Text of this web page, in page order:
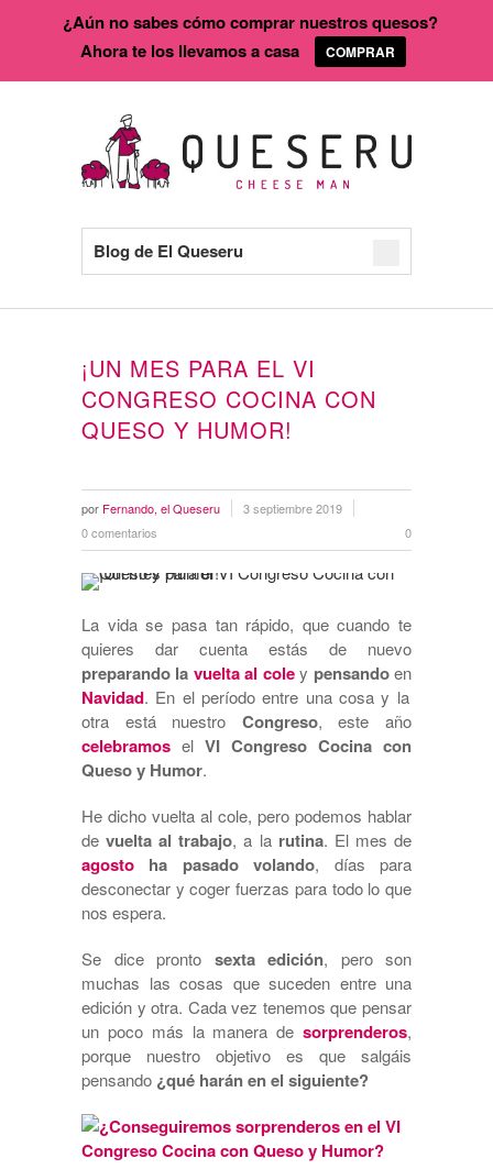
Blog de El Queseru
¡UN MES PARA EL VI
CONGRESO COCINA CON
QUESO Y HUMOR!
por Fernando, el Queseru
3 septiembre 2019
0 comentarios
0
La vida se pasa tan rápido, que cuando te
quieres dar cuenta estás de nuevo
preparando la vuelta al coley pensandoen
Navidad. En el período entre una cosa y la
otra está nuestro Congreso, este año
celebramos el VI Congreso Cocina con
Queso y Humor.
He dicho vuelta al cole, pero podemos hablar
de vuelta al trabajo, a la rutina. El mes de
agosto ha pasado volando, días para
desconectar y coger fuerzas para todo lo que
nos espera.
Se dice pronto sexta edición, pero son
muchas las cosas que suceden entre una
edición y otra. Cada vez tenemos que pensar
un poco más la manera de sorprenderos,
porque nuestro objetivo es que salgáis
pensando ¿qué harán en el siguiente?
¿Aún no sabes cómo comprar nuestros quesos?
Ahora te los llevamos a casa
COMPRAR